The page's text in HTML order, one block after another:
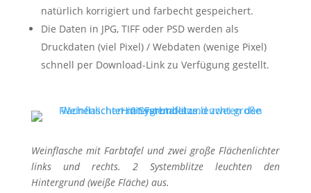
natürlich korrigiert und farbecht gespeichert.
Die Daten in JPG, TIFF oder PSD werden als
Druckdaten (viel Pixel) / Webdaten (wenige Pixel)
schnell per Download-Link zu Verfügung gestellt.
Weinflasche mit Farbtafel und zwei große Flächenlichter
links und rechts. 2 Systemblitze leuchten den
Hintergrund (weiße Fläche) aus.